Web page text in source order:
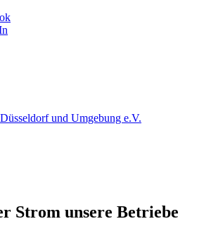
Strom unsere Betriebe